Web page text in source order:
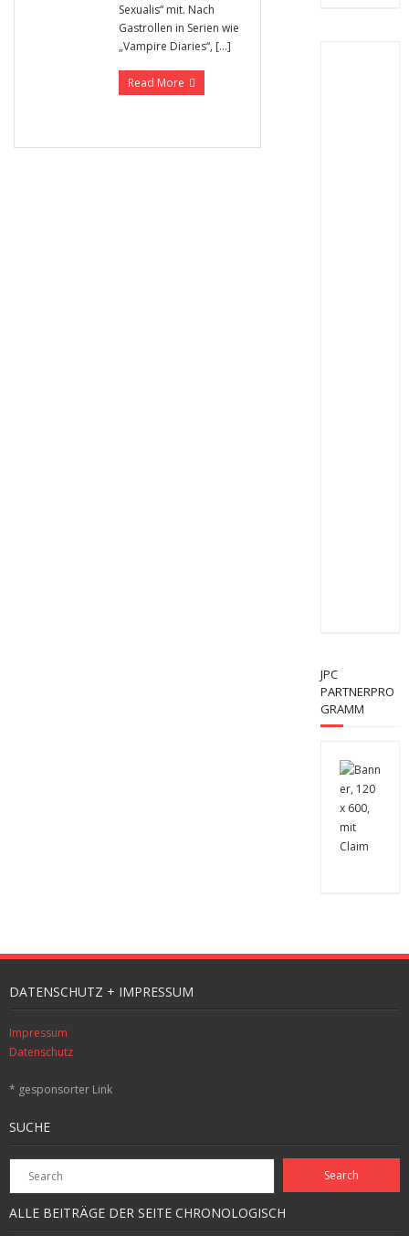
Sexualis“ mit. Nach
Gastrollen in Serien wie
„Vampire Diaries“, […]
Read More
JPC
PARTNERPRO
GRAMM
DATENSCHUTZ + IMPRESSUM
Impressum
Datenschutz
* gesponsorter Link
SUCHE
ALLE BEITRÄGE DER SEITE CHRONOLOGISCH